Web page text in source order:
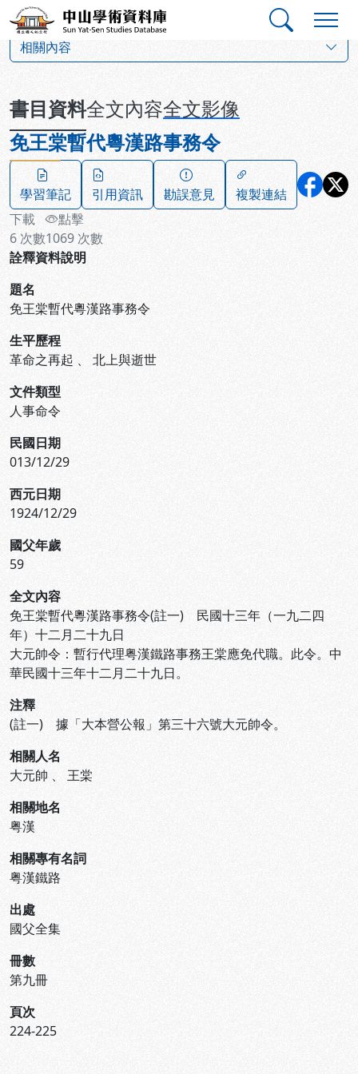
跳到主要內容
中山學術資料庫
相關內容
書目資料全文內容全文影像
免王棠暫代粵漢路事務令
學習筆記 引用資訊 勘誤意見
複製連結
下載
6 次數
點擊
1069 次數
詮釋資料說明
題名
免王棠暫代粵漢路事務令
生平歷程
革命之再起 、 北上與逝世
文件類型
人事命令
民國日期
013/12/29
西元日期
1924/12/29
國父年歲
59
全文內容
免王棠暫代粵漢路事務令(註一) 民國十三年（一九二四
年）十二月二十九日
大元帥令：暫行代理粤漢鐵路事務王棠應免代職。此令。中
華民國十三年十二月二十九日。
注釋
(註一) 據「大本營公報」第三十六號大元帥令。
相關人名
大元帥 、 王棠
相關地名
粤漢
相關專有名詞
粤漢鐵路
出處
國父全集
冊數
第九冊
頁次
224-225